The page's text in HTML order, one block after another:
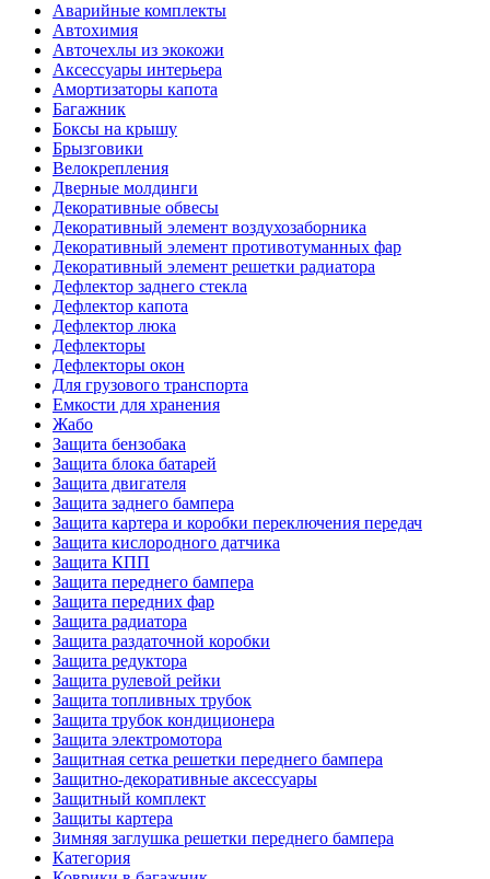
Аварийные комплекты
Автохимия
Авточехлы из экокожи
Аксессуары интерьера
Амортизаторы капота
Багажник
Боксы на крышу
Брызговики
Велокрепления
Дверные молдинги
Декоративные обвесы
Декоративный элемент воздухозаборника
Декоративный элемент противотуманных фар
Декоративный элемент решетки радиатора
Дефлектор заднего стекла
Дефлектор капота
Дефлектор люка
Дефлекторы
Дефлекторы окон
Для грузового транспорта
Емкости для хранения
Жабо
Защита бензобака
Защита блока батарей
Защита двигателя
Защита заднего бампера
Защита картера и коробки переключения передач
Защита кислородного датчика
Защита КПП
Защита переднего бампера
Защита передних фар
Защита радиатора
Защита раздаточной коробки
Защита редуктора
Защита рулевой рейки
Защита топливных трубок
Защита трубок кондиционера
Защита электромотора
Защитная сетка решетки переднего бампера
Защитно-декоративные аксессуары
Защитный комплект
Защиты картера
Зимняя заглушка решетки переднего бампера
Категория